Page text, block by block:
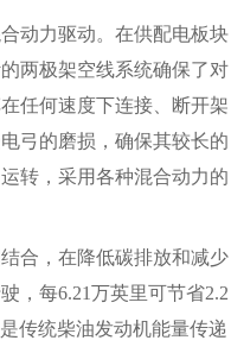
动力驱动。在供配电板块
两极架空线系统确保了对
任何速度下连接、断开架
弓的磨损，确保其较长的
转，采用各种混合动力的
合，在降低碳排放和减少
，每6.21万英里可节省2.2
传统柴油发动机能量传递